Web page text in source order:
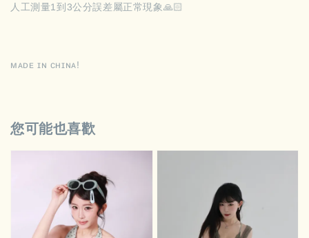
人工測量1到3公分誤差屬正常現象🙏🏻
ᴍᴀᴅᴇ ɪɴ ᴄʜɪɴᴀ!
您可能也喜歡